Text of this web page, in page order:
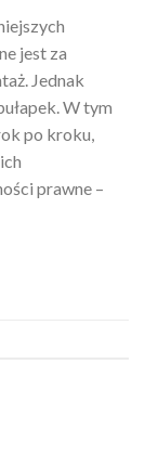
jest za
Jednak
W tym
po kroku,
prawne –